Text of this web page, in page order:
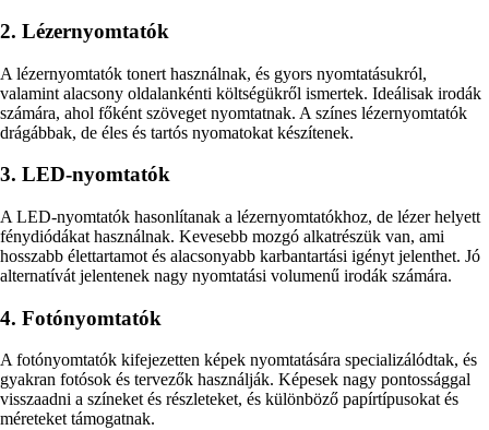
2. Lézernyomtatók
A lézernyomtatók tonert használnak, és gyors nyomtatásukról,
valamint alacsony oldalankénti költségükről ismertek. Ideálisak irodák
számára, ahol főként szöveget nyomtatnak. A színes lézernyomtatók
drágábbak, de éles és tartós nyomatokat készítenek.
3. LED-nyomtatók
A LED-nyomtatók hasonlítanak a lézernyomtatókhoz, de lézer helyett
fénydiódákat használnak. Kevesebb mozgó alkatrészük van, ami
hosszabb élettartamot és alacsonyabb karbantartási igényt jelenthet. Jó
alternatívát jelentenek nagy nyomtatási volumenű irodák számára.
4. Fotónyomtatók
A fotónyomtatók kifejezetten képek nyomtatására specializálódtak, és
gyakran fotósok és tervezők használják. Képesek nagy pontossággal
visszaadni a színeket és részleteket, és különböző papírtípusokat és
méreteket támogatnak.